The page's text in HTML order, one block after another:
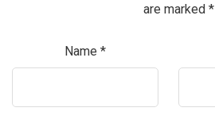
are marked *
Name *